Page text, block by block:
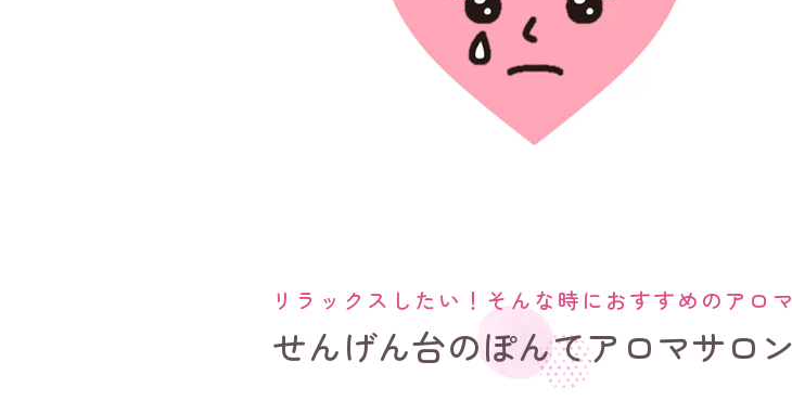
せんげん台のぽんてアロマサロン
リラックスしたい！そんな時におすすめのアロマ